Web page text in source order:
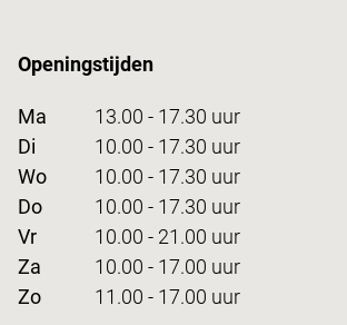
Openingstijden
Ma
13.00 - 17.30 uur
Di
10.00 - 17.30 uur
Wo
10.00 - 17.30 uur
Do
10.00 - 17.30 uur
Vr
10.00 - 21.00 uur
Za
10.00 - 17.00 uur
Zo
11.00 - 17.00 uur